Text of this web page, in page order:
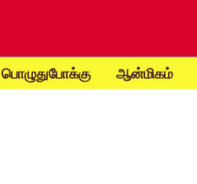
பொழுதுபோக்கு ஆன்மிகம்